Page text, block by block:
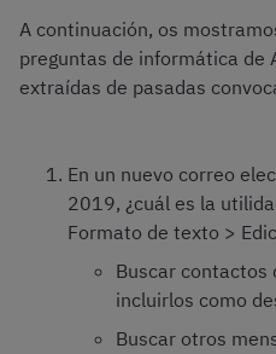
A continuación, os
preguntas de informática de
extraídas de pasadas
En un nuevo correo
2019, ¿cuál es la
Formato de texto >
Buscar contactos
incluirlos como
Buscar otros